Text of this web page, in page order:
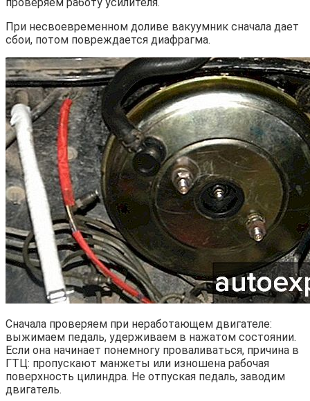
При несвоевременном доливе вакуумник сначала дает
сбои, потом повреждается диафрагма.
Сначала проверяем при неработающем двигателе:
выжимаем педаль, удерживаем в нажатом состоянии.
Если она начинает понемногу проваливаться, причина в
ГТЦ: пропускают манжеты или изношена рабочая
поверхность цилиндра. Не отпуская педаль, заводим
двигатель.